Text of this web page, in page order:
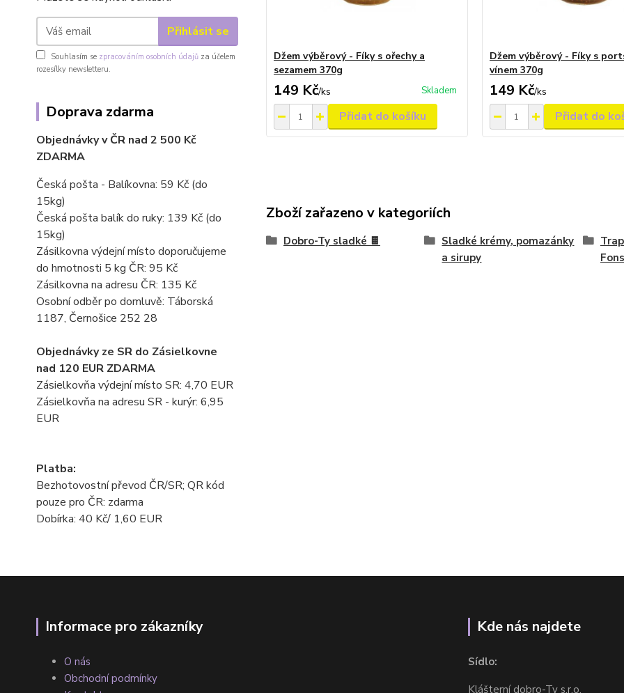
Přihlásit se
Souhlasím se zpracováním osobních údajů za účelem
rozesílky newsletteru.
Doprava zdarma
Objednávky v ČR nad 2 500 Kč
ZDARMA
Česká pošta - Balíkovna: 59 Kč (do
15kg)
Česká pošta balík do ruky: 139 Kč (do
15kg)
Zásilkovna výdejní místo doporučujeme
do hmotnosti 5 kg ČR: 95 Kč
Zásilkovna na adresu ČR: 135 Kč
Osobní odběr po domluvě: Táborská
1187, Černošice 252 28
Objednávky ze SR do Zásielkovne
nad 120 EUR ZDARMA
Zásielkovňa výdejní místo SR: 4,70 EUR
Zásielkovňa na adresu SR - kurýr: 6,95
EUR
Platba:
Bezhotovostní převod ČR/SR; QR kód
pouze pro ČR: zdarma
Dobírka: 40 Kč/ 1,60 EUR
Džem výběrový - Fíky s ořechy a
sezamem 370g
149 Kč/ks Skladem
Přidat do košíku
Džem výběrový - Fíky s
vínem 370g
149 Kč/ks
Přidat do
Zboží zařazeno v kategoriích
Dobro-Ty sladké 🍫
Sladké krémy, pomazánky
a sirupy
Fons
Informace pro zákazníky
O nás
Obchodní podmínky
Kde nás najdete
Sídlo:
Klášterní dobro-Ty s.r.o.